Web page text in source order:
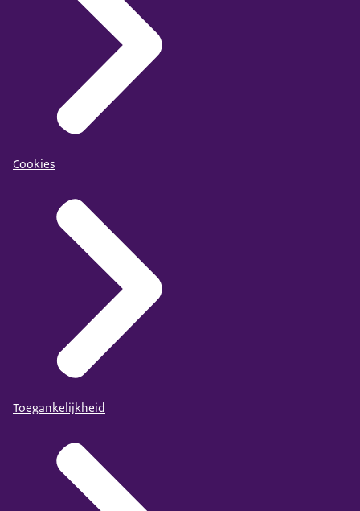
Cookies
Toegankelijkheid